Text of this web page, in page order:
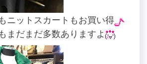
ニットスカートもお買い得
まだまだ多数ありますよ